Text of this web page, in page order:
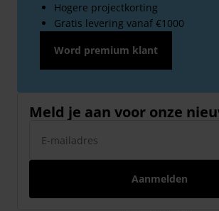
Hogere projectkorting
Gratis levering vanaf €1000
Word premium klant
Meld je aan voor onze
Aanmelden